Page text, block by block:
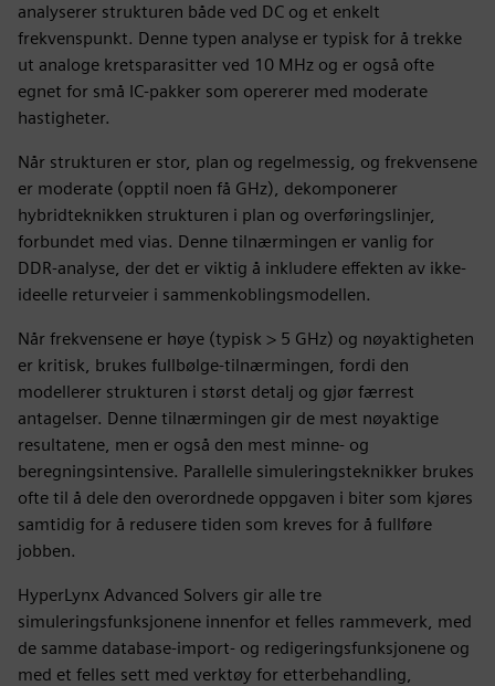
analyserer strukturen både ved DC og et enkelt
frekvenspunkt. Denne typen analyse er typisk for å trekke
ut analoge kretsparasitter ved 10 MHz og er også ofte
egnet for små IC-pakker som opererer med moderate
hastigheter.
Når strukturen er stor, plan og regelmessig, og frekvensene
er moderate (opptil noen få GHz), dekomponerer
hybridteknikken strukturen i plan og overføringslinjer,
forbundet med vias. Denne tilnærmingen er vanlig for
DDR-analyse, der det er viktig å inkludere effekten av ikke-
ideelle returveier i sammenkoblingsmodellen.
Når frekvensene er høye (typisk > 5 GHz) og nøyaktigheten
er kritisk, brukes fullbølge-tilnærmingen, fordi den
modellerer strukturen i størst detalj og gjør færrest
antagelser. Denne tilnærmingen gir de mest nøyaktige
resultatene, men er også den mest minne- og
beregningsintensive. Parallelle simuleringsteknikker brukes
ofte til å dele den overordnede oppgaven i biter som kjøres
samtidig for å redusere tiden som kreves for å fullføre
jobben.
HyperLynx Advanced Solvers gir alle tre
simuleringsfunksjonene innenfor et felles rammeverk, med
de samme database-import- og redigeringsfunksjonene og
med et felles sett med verktøy for etterbehandling,